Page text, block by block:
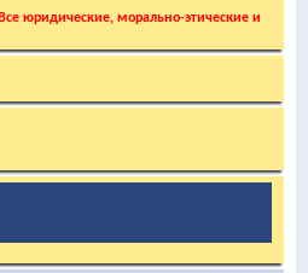
юридические, морально-этические и